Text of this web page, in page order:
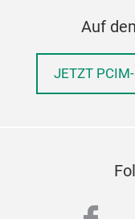
Auf
JETZT